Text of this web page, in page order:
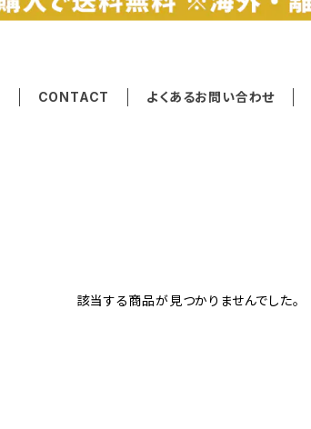
CONTACT よくあるお問い合わせ
該当する商品が見つかりませんでした。